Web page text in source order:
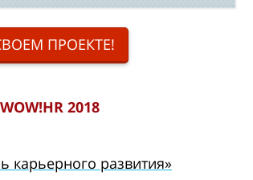
ПРОЕКТЕ!
2018
карьерного развития»